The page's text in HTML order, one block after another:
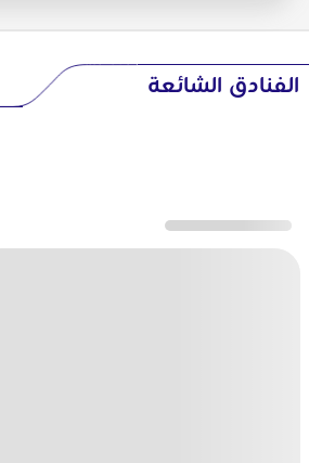
الفنادق الشائعة